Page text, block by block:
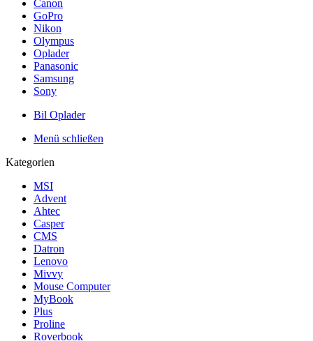
Canon
GoPro
Nikon
Olympus
Oplader
Panasonic
Samsung
Sony
Bil Oplader
Menü schließen
Kategorien
MSI
Advent
Ahtec
Casper
CMS
Datron
Lenovo
Mivvy
Mouse Computer
MyBook
Plus
Proline
Roverbook